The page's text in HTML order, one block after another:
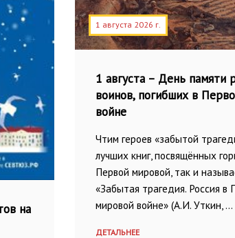
на
1 августа 2026 г.
1 августа – День памяти
воинов, погибших в
войне
Чтим героев «забытой
лучших книг, посвящённых
Первой мировой, так и
«Забытая трагедия. Россия в
мировой войне» (А.И. Уткин, …
ДЕТАЛЬНЕЕ